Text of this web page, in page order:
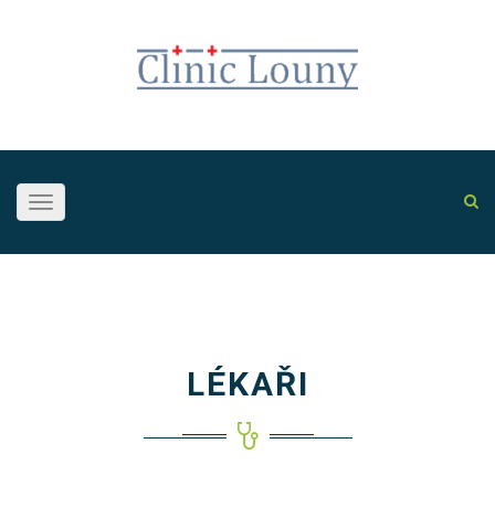
Toggle
navigation
LÉKAŘI